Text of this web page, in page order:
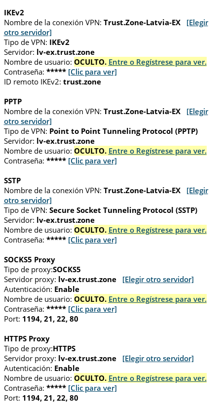
IKEv2
Nombre de la conexión VPN: Trust.Zone-Latvia-EX
[Elegir
otro servidor]
Tipo de VPN: IKEv2
Servidor: lv-ex.trust.zone
Nombre de usuario: OCULTO. Entre o Regístrese para ver.
Contraseña: ***** [Clic para ver]
ID remoto IKEv2: trust.zone
PPTP
Nombre de la conexión VPN: Trust.Zone-Latvia-EX
[Elegir
otro servidor]
Tipo de VPN: Point to Point Tunneling Protocol (PPTP)
Servidor: lv-ex.trust.zone
Nombre de usuario: OCULTO. Entre o Regístrese para ver.
Contraseña: ***** [Clic para ver]
SSTP
Nombre de la conexión VPN: Trust.Zone-Latvia-EX
[Elegir
otro servidor]
Tipo de VPN: Secure Socket Tunneling Protocol (SSTP)
Servidor: lv-ex.trust.zone
Nombre de usuario: OCULTO. Entre o Regístrese para ver.
Contraseña: ***** [Clic para ver]
SOCKS5 Proxy
Tipo de proxy:SOCKS5
Servidor proxy: lv-ex.trust.zone
[Elegir otro servidor]
Autenticación: Enable
Nombre de usuario: OCULTO. Entre o Regístrese para ver.
Contraseña: ***** [Clic para ver]
Port: 1194, 21, 22, 80
HTTPS Proxy
Tipo de proxy:HTTPS
Servidor proxy: lv-ex.trust.zone
[Elegir otro servidor]
Autenticación: Enable
Nombre de usuario: OCULTO. Entre o Regístrese para ver.
Contraseña: ***** [Clic para ver]
Port: 1194, 21, 22, 80